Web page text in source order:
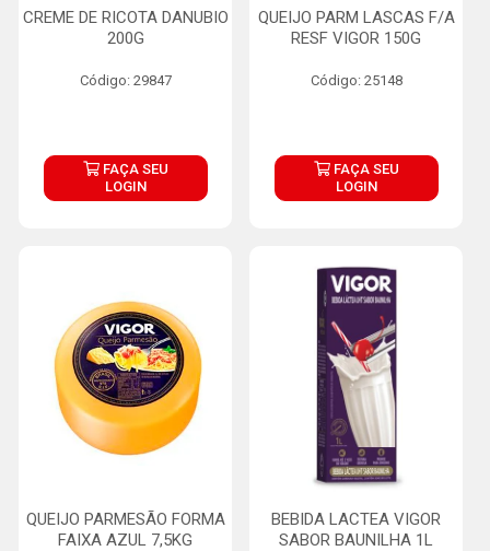
CREME DE RICOTA DANUBIO
200G
Código: 29847
FAÇA SEU
LOGIN
QUEIJO PARM LASCAS F/A
RESF VIGOR 150G
Código: 25148
FAÇA SEU
LOGIN
QUEIJO PARMESÃO FORMA
FAIXA AZUL 7,5KG
BEBIDA LACTEA VIGOR
SABOR BAUNILHA 1L